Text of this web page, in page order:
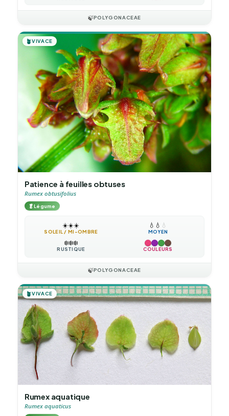
🍃POLYGONACEAE
🪴VIVACE
Patience à feuilles obtuses
Rumex obtusifolius
🥬Légume
☀️☀️☀️
SOLEIL / MI-OMBRE
💧 💧 💧
MOYEN
❄️❄️❄️
RUSTIQUE COULEURS
🍃POLYGONACEAE
🪴VIVACE
Rumex aquatique
Rumex aquaticus